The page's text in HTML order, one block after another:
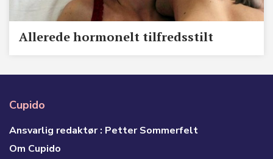
Allerede hormonelt tilfredsstilt
Cupido
Ansvarlig redaktør : Petter Sommerfelt
Om Cupido